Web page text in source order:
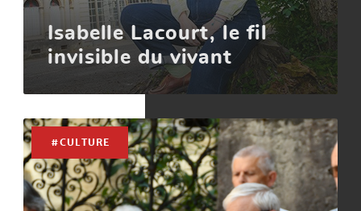
Isabelle Lacourt, le fil
invisible du vivant
#CULTURE